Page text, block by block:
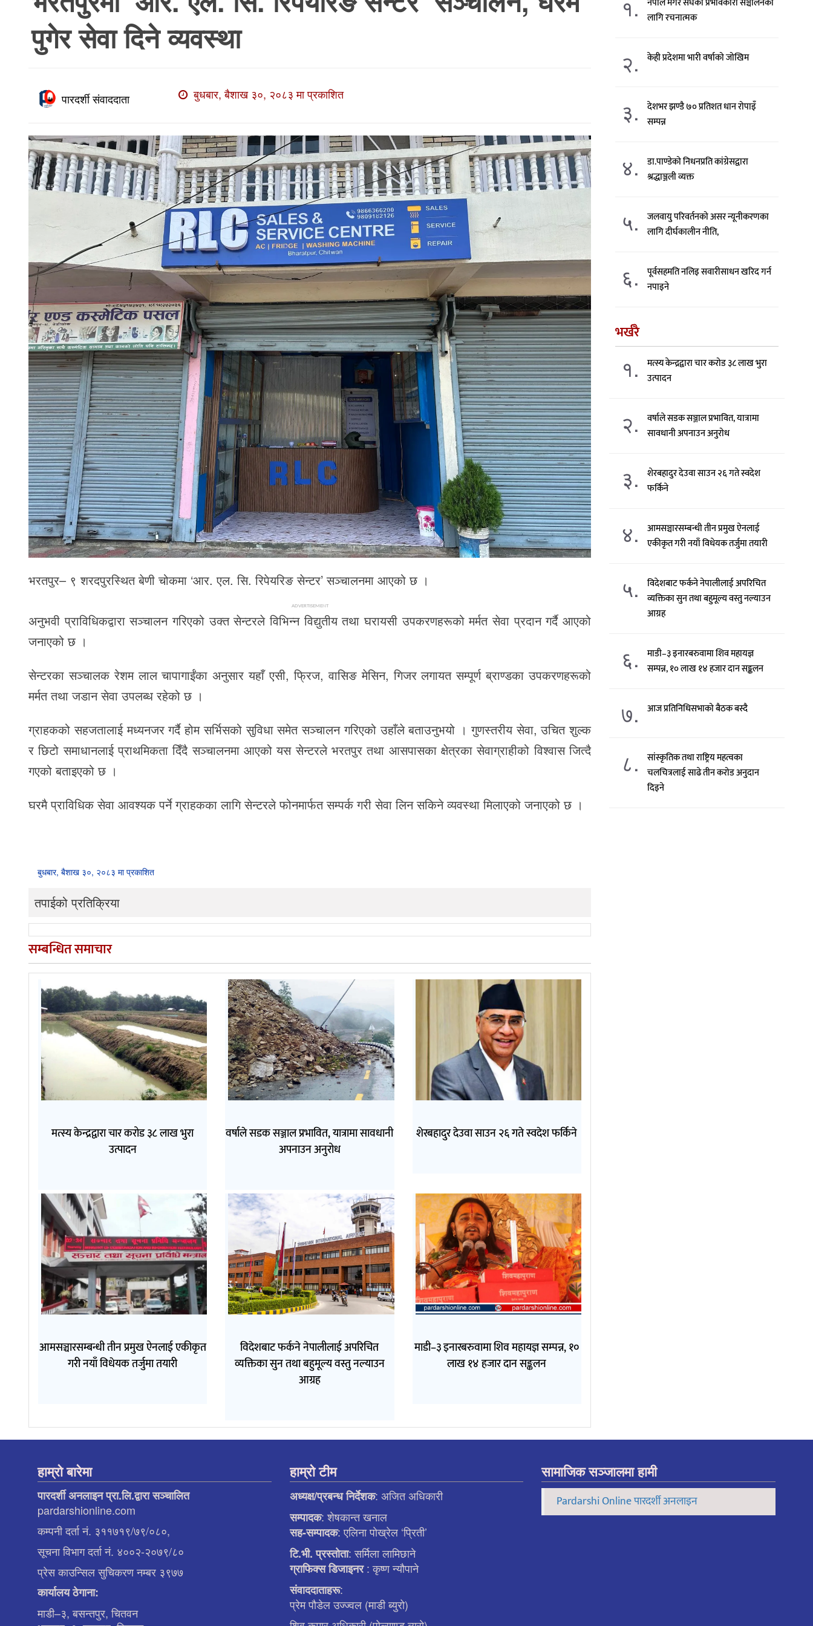
खबर
माडी
विविध
पुगेर सेवा दिने व्यवस्था
पारदर्शी संवाददाता बुधबार, बैशाख ३०, २०८३ मा प्रकाशित
भरतपुर– ९ शरदपुरस्थित बेणी चोकमा ‘आर. एल. सि. रिपेयरिङ सेन्टर’ सञ्चालनमा आएको छ ।
ADVERTISEMENT
अनुभवी प्राविधिकद्वारा सञ्चालन गरिएको उक्त सेन्टरले विभिन्न विद्युतीय तथा घरायसी उपकरणहरूको मर्मत सेवा प्रदान गर्दै आएको
जनाएको छ ।
सेन्टरका सञ्चालक रेशम लाल चापागाईंका अनुसार यहाँ एसी, फ्रिज, वासिङ मेसिन, गिजर लगायत सम्पूर्ण ब्राण्डका उपकरणहरूको
मर्मत तथा जडान सेवा उपलब्ध रहेको छ ।
ग्राहकको सहजतालाई मध्यनजर गर्दै होम सर्भिसको सुविधा समेत सञ्चालन गरिएको उहाँले बताउनुभयो । गुणस्तरीय सेवा, उचित शुल्क
र छिटो समाधानलाई प्राथमिकता दिँदै सञ्चालनमा आएको यस सेन्टरले भरतपुर तथा आसपासका क्षेत्रका सेवाग्राहीको विश्वास जित्दै
गएको बताइएको छ ।
घरमै प्राविधिक सेवा आवश्यक पर्ने ग्राहकका लागि सेन्टरले फोनमार्फत सम्पर्क गरी सेवा लिन सकिने व्यवस्था मिलाएको जनाएको छ ।
बुधबार, बैशाख ३०, २०८३ मा प्रकाशित
तपाईको प्रतिक्रिया
सम्बन्धित समाचार
मत्स्य केन्द्रद्वारा चार करोड ३८ लाख भुरा
उत्पादन
वर्षाले सडक सञ्जाल प्रभावित, यात्रामा सावधानी
अपनाउन अनुरोध
शेरबहादुर देउवा साउन २६ गते स्वदेश फर्किने
आमसञ्चारसम्बन्धी तीन प्रमुख ऐनलाई एकीकृत
गरी नयाँ विधेयक तर्जुमा तयारी
विदेशबाट फर्कने नेपालीलाई अपरिचित
व्यक्तिका सुन तथा बहुमूल्य वस्तु नल्याउन
आग्रह
माडी–३ इनारबरुवामा शिव महायज्ञ सम्पन्न, १०
लाख १४ हजार दान सङ्कलन
१.
लागि रचनात्मक
२. केही प्रदेशमा भारी वर्षाको जोखिम
३.
देशभर झण्डै ७० प्रतिशत धान रोपाइँ
सम्पन्न
४.
डा.पाण्डेको निधनप्रति कांग्रेसद्वारा
श्रद्धाञ्जली व्यक्त
५.
जलवायु परिवर्तनको असर न्यूनीकरणका
लागि दीर्घकालीन नीति,
६.
पूर्वसहमति नलिइ सवारीसाधन खरिद गर्न
नपाइने
भर्खरै
१.
मत्स्य केन्द्रद्वारा चार करोड ३८ लाख भुरा
उत्पादन
२.
वर्षाले सडक सञ्जाल प्रभावित, यात्रामा
सावधानी अपनाउन अनुरोध
३.
शेरबहादुर देउवा साउन २६ गते स्वदेश
फर्किने
४.
आमसञ्चारसम्बन्धी तीन प्रमुख ऐनलाई
एकीकृत गरी नयाँ विधेयक तर्जुमा तयारी
५.
विदेशबाट फर्कने नेपालीलाई अपरिचित
व्यक्तिका सुन तथा बहुमूल्य वस्तु नल्याउन
आग्रह
६.
माडी–३ इनारबरुवामा शिव महायज्ञ
सम्पन्न, १० लाख १४ हजार दान सङ्कलन
७. आज प्रतिनिधिसभाको बैठक बस्दै
८.
सांस्कृतिक तथा राष्ट्रिय महत्वका
चलचित्रलाई साढे तीन करोड अनुदान
दिइने
हाम्रो बारेमा
पारदर्शी अनलाइन प्रा.लि.द्वारा सञ्चालित
pardarshionline.com
कम्पनी दर्ता नं. ३११७१९/७९/०८०,
सूचना विभाग दर्ता नं. ४००२-२०७९/८०
प्रेस काउन्सिल सुचिकरण नम्बर ३९७७
कार्यालय ठेगाना:
माडी–३, बसन्तपुर, चितवन
हाम्रो टीम
अध्यक्ष/प्रबन्ध निर्देशक: अजित अधिकारी
सम्पादक: शेषकान्त खनाल
सह-सम्पादक: एलिना पाेख्रेल ‘प्रिती’
टि.भी. प्रस्ताेता: सर्मिला लामिछाने
ग्राफिक्स डिजाइनर: कृष्ण न्याैपाने
संवाददाताहरू:
प्रेम पौडेल उज्ज्वल (माडी ब्युरो)
सामाजिक सञ्जालमा हामी
Pardarshi Online पारदर्शी अनलाइन